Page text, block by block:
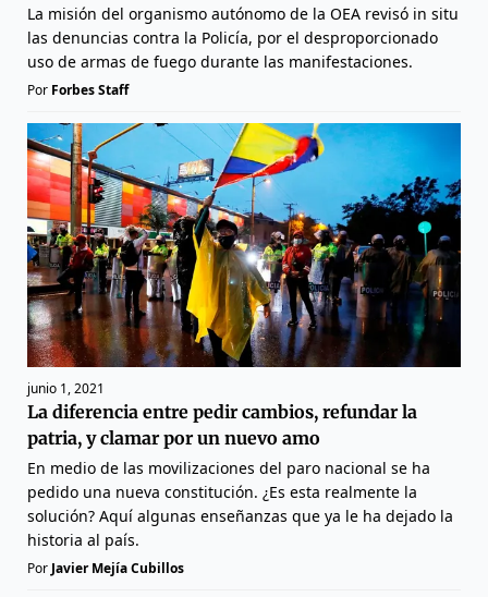
La misión del organismo autónomo de la OEA revisó in situ
las denuncias contra la Policía, por el desproporcionado
uso de armas de fuego durante las manifestaciones.
Por Forbes Staff
junio 1, 2021
La diferencia entre pedir cambios, refundar la
patria, y clamar por un nuevo amo
En medio de las movilizaciones del paro nacional se ha
pedido una nueva constitución. ¿Es esta realmente la
solución? Aquí algunas enseñanzas que ya le ha dejado la
historia al país.
Por Javier Mejía Cubillos